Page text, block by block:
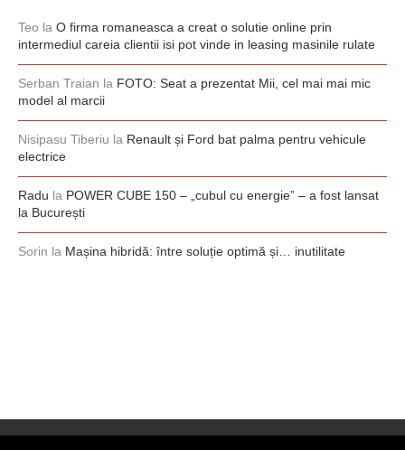
Teo la O firma romaneasca a creat o solutie online prin
intermediul careia clientii isi pot vinde in leasing masinile rulate
Serban Traian la FOTO: Seat a prezentat Mii, cel mai mai mic
model al marcii
Nisipasu Tiberiu la Renault și Ford bat palma pentru vehicule
electrice
Radu la POWER CUBE 150 – „cubul cu energie” – a fost lansat
la București
Sorin la Mașina hibridă: între soluție optimă și… inutilitate